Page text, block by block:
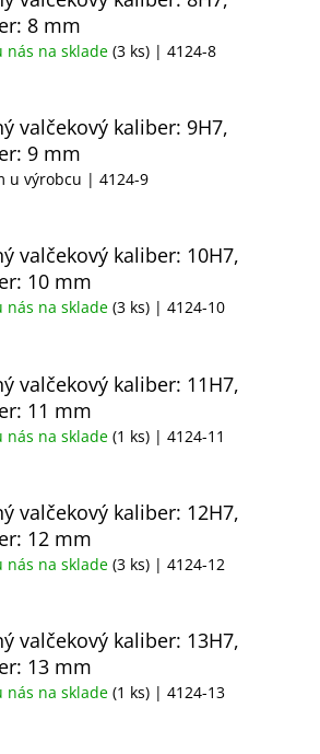
8 mm
nás na sklade (3 ks) | 4124-8
valčekový kaliber: 9H7,
9 mm
u výrobcu | 4124-9
valčekový kaliber: 10H7,
10 mm
nás na sklade (3 ks) | 4124-10
valčekový kaliber: 11H7,
11 mm
nás na sklade (1 ks) | 4124-11
valčekový kaliber: 12H7,
12 mm
nás na sklade (3 ks) | 4124-12
valčekový kaliber: 13H7,
13 mm
nás na sklade (1 ks) | 4124-13